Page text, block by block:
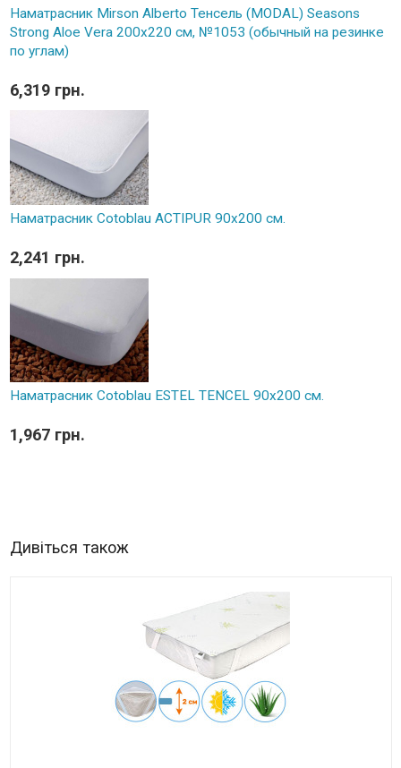
Наматрасник Mirson Alberto Тенсель (MODAL) Seasons
Strong Aloe Vera 200x220 см, №1053 (обычный на резинке
по углам)
6,319 грн.
Наматрасник Cotoblau ACTIPUR 90х200 см.
2,241 грн.
Наматрасник Cotoblau ESTEL TENCEL 90х200 см.
1,967 грн.
Дивіться також